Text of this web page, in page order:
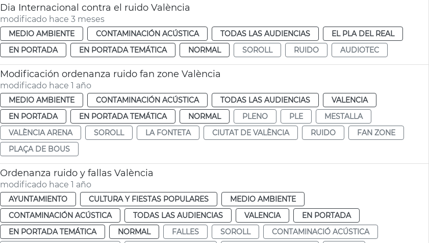
Dia Internacional contra el ruido València
modificado hace 3 meses
MEDIO AMBIENTE CONTAMINACIÓN ACÚSTICA TODAS LAS AUDIENCIAS
EL PLA DEL REAL
EN PORTADA
EN PORTADA TEMÁTICA NORMAL SOROLL RUIDO AUDIOTEC
Modificación ordenanza ruido fan zone València
modificado hace 1 año
MEDIO AMBIENTE CONTAMINACIÓN ACÚSTICA TODAS LAS AUDIENCIAS
VALENCIA
EN PORTADA
EN PORTADA TEMÁTICA NORMAL PLENO PLE
MESTALLA
VALÈNCIA ARENA
SOROLL LA FONTETA CIUTAT DE VALÈNCIA RUIDO
FAN ZONE
PLAÇA DE BOUS
Ordenanza ruido y fallas València
modificado hace 1 año
AYUNTAMIENTO CULTURA Y FIESTAS POPULARES
MEDIO AMBIENTE
CONTAMINACIÓN ACÚSTICA
TODAS LAS AUDIENCIAS VALENCIA
EN PORTADA
EN PORTADA TEMÁTICA
NORMAL FALLES SOROLL
CONTAMINACIÓ ACÚSTICA